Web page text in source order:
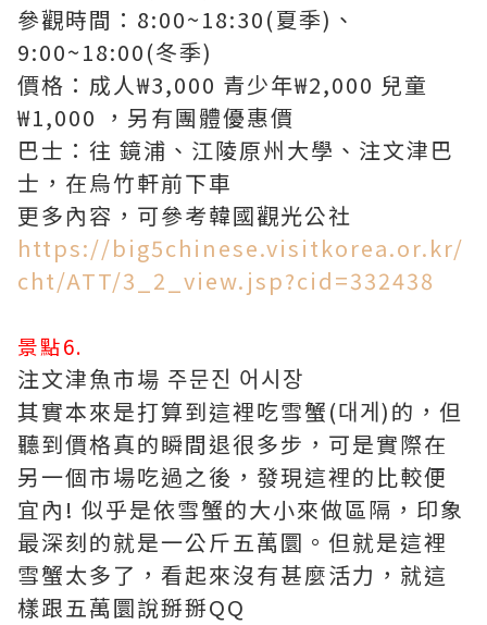
參觀時間：8:00~18:30(夏季)、
9:00~18:00(冬季)
價格：成人₩3,000 青少年₩2,000 兒童
₩1,000 ，另有團體優惠價
巴士：往 鏡浦、江陵原州大學、注文津巴
士，在烏竹軒前下車
更多內容，可參考韓國觀光公社
https://big5chinese.visitkorea.or.kr/
cht/ATT/3_2_view.jsp?cid=332438
景點6.
注文津魚市場 주문진 어시장
其實本來是打算到這裡吃雪蟹(대게)的，但
聽到價格真的瞬間退很多步，可是實際在
另一個市場吃過之後，發現這裡的比較便
宜內! 似乎是依雪蟹的大小來做區隔，印象
最深刻的就是一公斤五萬圜。但就是這裡
雪蟹太多了，看起來沒有甚麼活力，就這
樣跟五萬圜說掰掰QQ